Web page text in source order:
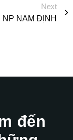
Next
NP NAM ĐỊNH
đến